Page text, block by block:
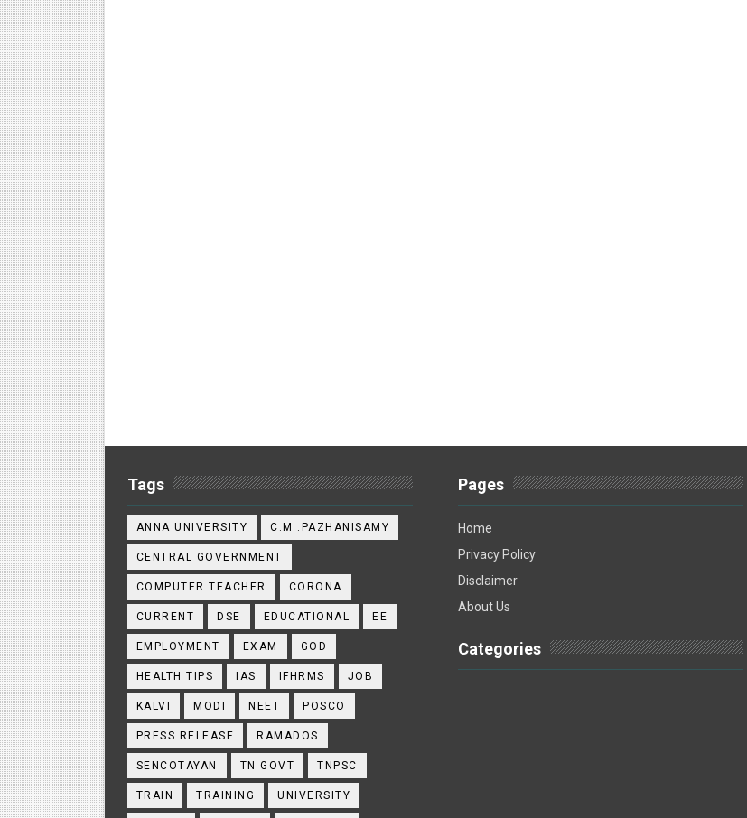
Tags
ANNA UNIVERSITY C.M .PAZHANISAMY
CENTRAL GOVERNMENT
COMPUTER TEACHER CORONA
CURRENT DSE EDUCATIONAL EE
EMPLOYMENT EXAM GOD
HEALTH TIPS IAS IFHRMS JOB
KALVI MODI NEET POSCO
PRESS RELEASE RAMADOS
SENCOTAYAN TN GOVT TNPSC
TRAIN TRAINING UNIVERSITY
Pages
Home
Privacy Policy
Disclaimer
About Us
Categories